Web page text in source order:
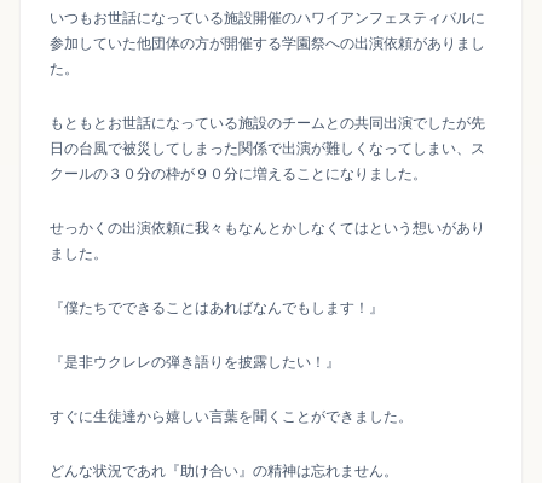
いつもお世話になっている施設開催のハワイアンフェスティバルに
参加していた他団体の方が開催する学園祭への出演依頼がありまし
た。
もともとお世話になっている施設のチームとの共同出演でしたが先
日の台風で被災してしまった関係で出演が難しくなってしまい、ス
クールの３０分の枠が９０分に増えることになりました。
せっかくの出演依頼に我々もなんとかしなくてはという想いがあり
ました。
『僕たちでできることはあればなんでもします！』
『是非ウクレレの弾き語りを披露したい！』
すぐに生徒達から嬉しい言葉を聞くことができました。
どんな状況であれ『助け合い』の精神は忘れません。